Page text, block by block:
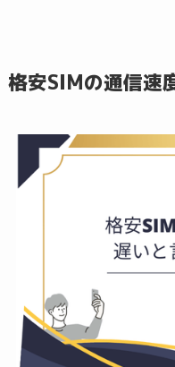
格安SIMの通信速